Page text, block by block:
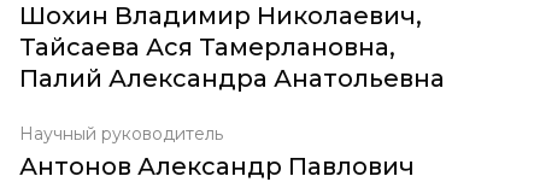
Шохин Владимир Николаевич,
Тайсаева Ася Тамерлановна,
Палий Александра Анатольевна
Научный руководитель
Антонов Александр Павлович